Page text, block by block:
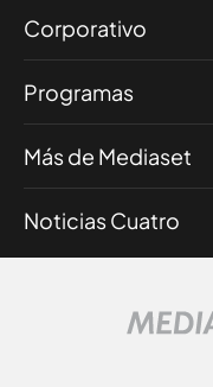
Corporativo
Programas
Más de Mediaset
Noticias Cuatro